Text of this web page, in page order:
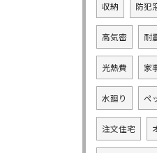
収納 防犯
高気密 耐
光熱費 家
水廻り ペ
注文住宅